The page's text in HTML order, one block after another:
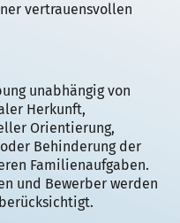
vertrauensvollen
unabhängig von
Herkunft,
Orientierung,
Behinderung der
Familienaufgaben.
und Bewerber werden